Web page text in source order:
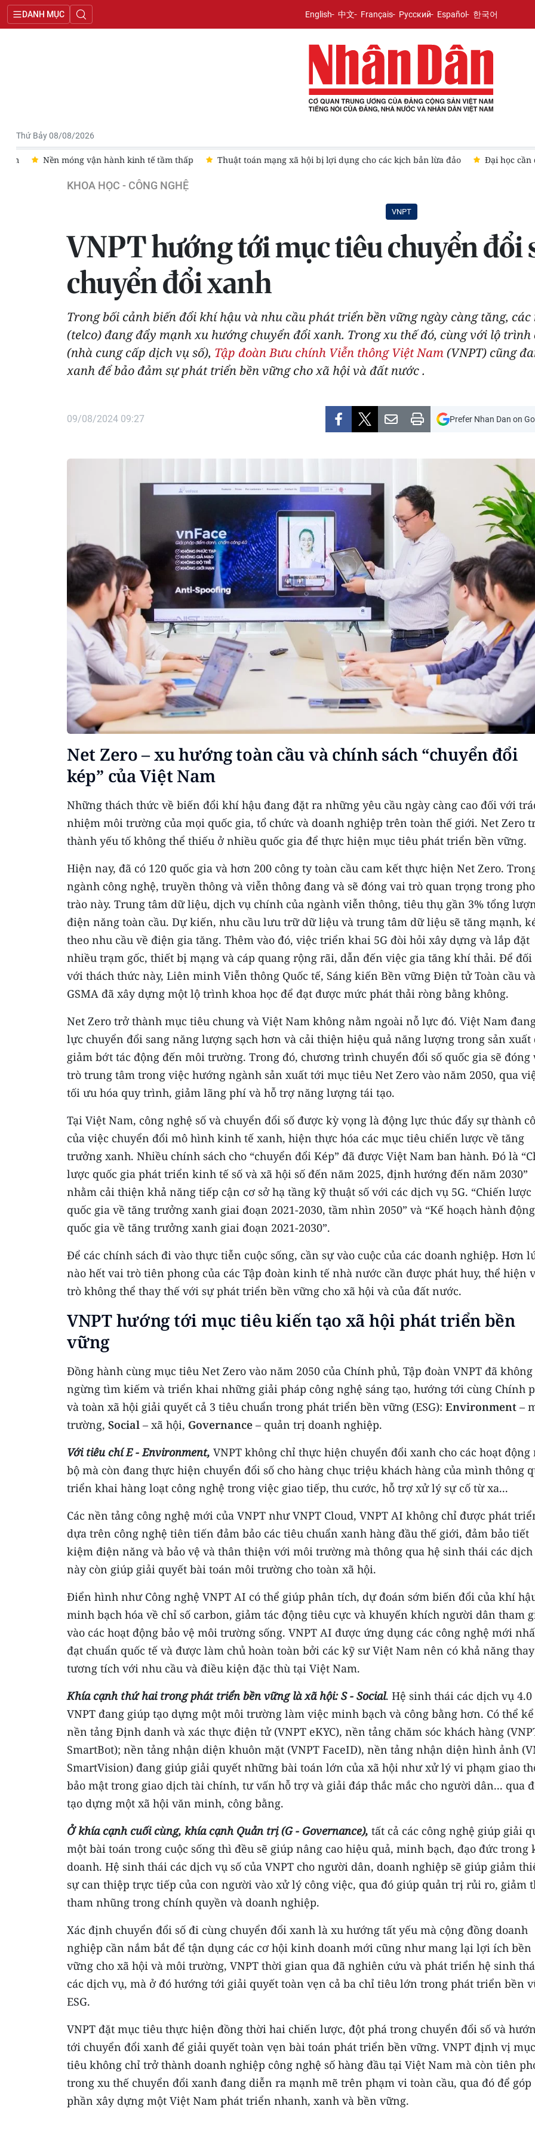
DANH MỤC English 中文 Français Русский Español 한국어
Thứ Bảy 08/08/2026
Nền móng vận hành kinh tế tầm thấp Thuật toán mạng xã hội bị lợi dụng cho các kịch bản lừa đảo Đại học cần
KHOA HỌC - CÔNG NGHỆ
VNPT
VNPT hướng tới mục tiêu chuyển đổi
chuyển đổi xanh
Trong bối cảnh biến đổi khí hậu và nhu cầu phát triển bền vững ngày càng tăng,
(telco) đang đẩy mạnh xu hướng chuyển đổi xanh. Trong xu thế đó, cùng với lộ
(nhà cung cấp dịch vụ số), Tập đoàn Bưu chính Viễn thông Việt Nam(VNPT) cũng
xanh để bảo đảm sự phát triển bền vững cho xã hội và đất nước .
09/08/2024 09:27 Prefer Nhan Dan on
Net Zero – xu hướng toàn cầu và chính sách “chuyển đổi
kép” của Việt Nam
Những thách thức về biến đổi khí hậu đang đặt ra những yêu cầu ngày càng cao đối với
nhiệm môi trường của mọi quốc gia, tổ chức và doanh nghiệp trên toàn thế giới. Net Zero
thành yếu tố không thể thiếu ở nhiều quốc gia để thực hiện mục tiêu phát triển bền vững.
Hiện nay, đã có 120 quốc gia và hơn 200 công ty toàn cầu cam kết thực hiện Net Zero.
ngành công nghệ, truyền thông và viễn thông đang và sẽ đóng vai trò quan trọng trong
trào này. Trung tâm dữ liệu, dịch vụ chính của ngành viễn thông, tiêu thụ gần 3% tổng
điện năng toàn cầu. Dự kiến, nhu cầu lưu trữ dữ liệu và trung tâm dữ liệu sẽ tăng mạnh,
theo nhu cầu về điện gia tăng. Thêm vào đó, việc triển khai 5G đòi hỏi xây dựng và lắp đặt
nhiều trạm gốc, thiết bị mạng và cáp quang rộng rãi, dẫn đến việc gia tăng khí thải. Để đối
với thách thức này, Liên minh Viễn thông Quốc tế, Sáng kiến Bền vững Điện tử Toàn cầu và
GSMA đã xây dựng một lộ trình khoa học để đạt được mức phát thải ròng bằng không.
Net Zero trở thành mục tiêu chung và Việt Nam không nằm ngoài nỗ lực đó. Việt Nam
lực chuyển đổi sang năng lượng sạch hơn và cải thiện hiệu quả năng lượng trong sản xuất
giảm bớt tác động đến môi trường. Trong đó, chương trình chuyển đổi số quốc gia sẽ đóng
trò trung tâm trong việc hướng ngành sản xuất tới mục tiêu Net Zero vào năm 2050, qua
tối ưu hóa quy trình, giảm lãng phí và hỗ trợ năng lượng tái tạo.
Tại Việt Nam, công nghệ số và chuyển đổi số được kỳ vọng là động lực thúc đẩy sự thành
của việc chuyển đổi mô hình kinh tế xanh, hiện thực hóa các mục tiêu chiến lược về tăng
trưởng xanh. Nhiều chính sách cho “chuyển đổi Kép” đã được Việt Nam ban hành. Đó là
lược quốc gia phát triển kinh tế số và xã hội số đến năm 2025, định hướng đến năm 2030”
nhằm cải thiện khả năng tiếp cận cơ sở hạ tầng kỹ thuật số với các dịch vụ 5G. “Chiến lược
quốc gia về tăng trưởng xanh giai đoạn 2021-2030, tầm nhìn 2050” và “Kế hoạch hành động
quốc gia về tăng trưởng xanh giai đoạn 2021-2030”.
Để các chính sách đi vào thực tiễn cuộc sống, cần sự vào cuộc của các doanh nghiệp. Hơn
nào hết vai trò tiên phong của các Tập đoàn kinh tế nhà nước cần được phát huy, thể hiện
trò không thể thay thế với sự phát triển bền vững cho xã hội và của đất nước.
VNPT hướng tới mục tiêu kiến tạo xã hội phát triển bền
vững
Đồng hành cùng mục tiêu Net Zero vào năm 2050 của Chính phủ, Tập đoàn VNPT đã không
ngừng tìm kiếm và triển khai những giải pháp công nghệ sáng tạo, hướng tới cùng Chính
và toàn xã hội giải quyết cả 3 tiêu chuẩn trong phát triển bền vững (ESG): Environment –
trường, Social – xã hội, Governance – quản trị doanh nghiệp.
Với tiêu chí E -Environment, VNPT không chỉ thực hiện chuyển đổi xanh cho các hoạt động
bộ mà còn đang thực hiện chuyển đổi số cho hàng chục triệu khách hàng của mình thông
triển khai hàng loạt công nghệ trong việc giao tiếp, thu cước, hỗ trợ xử lý sự cố từ xa...
Các nền tảng công nghệ mới của VNPT như VNPT Cloud, VNPT AI không chỉ được phát
dựa trên công nghệ tiên tiến đảm bảo các tiêu chuẩn xanh hàng đầu thế giới, đảm bảo tiết
kiệm điện năng và bảo vệ và thân thiện với môi trường mà thông qua hệ sinh thái các
này còn giúp giải quyết bài toán môi trường cho toàn xã hội.
Điển hình như Công nghệ VNPT AI có thể giúp phân tích, dự đoán sớm biến đổi của khí
minh bạch hóa về chỉ số carbon, giảm tác động tiêu cực và khuyến khích người dân tham
vào các hoạt động bảo vệ môi trường sống. VNPT AI được ứng dụng các công nghệ mới
đạt chuẩn quốc tế và được làm chủ hoàn toàn bởi các kỹ sư Việt Nam nên có khả năng
tương tích với nhu cầu và điều kiện đặc thù tại Việt Nam.
Khía cạnh thứ haitrong phát triển bền vững là xã hội: S - Social. Hệ sinh thái các dịch vụ 4.0
VNPT đang giúp tạo dựng một môi trường làm việc minh bạch và công bằng hơn. Có thể
nền tảng Định danh và xác thực điện tử (VNPT eKYC), nền tảng chăm sóc khách hàng
SmartBot); nền tảng nhận diện khuôn mặt (VNPT FaceID), nền tảng nhận diện hình ảnh
SmartVision) đang giúp giải quyết những bài toán lớn của xã hội như xử lý vi phạm giao
bảo mật trong giao dịch tài chính, tư vấn hỗ trợ và giải đáp thắc mắc cho người dân... qua
tạo dựng một xã hội văn minh, công bằng.
Ở khía cạnh cuối cùng, khía cạnh Quản trị (G - Governance), tất cả các công nghệ giúp giải
một bài toán trong cuộc sống thì đều sẽ giúp nâng cao hiệu quả, minh bạch, đạo đức trong
doanh. Hệ sinh thái các dịch vụ số của VNPT cho người dân, doanh nghiệp sẽ giúp giảm
sự can thiệp trực tiếp của con người vào xử lý công việc, qua đó giúp quản trị rủi ro, giảm
tham nhũng trong chính quyền và doanh nghiệp.
Xác định chuyển đổi số đi cùng chuyển đổi xanh là xu hướng tất yếu mà cộng đồng doanh
nghiệp cần nắm bắt để tận dụng các cơ hội kinh doanh mới cũng như mang lại lợi ích bền
vững cho xã hội và môi trường, VNPT thời gian qua đã nghiên cứu và phát triển hệ sinh
các dịch vụ, mà ở đó hướng tới giải quyết toàn vẹn cả ba chỉ tiêu lớn trong phát triển bền
ESG.
VNPT đặt mục tiêu thực hiện đồng thời hai chiến lược, đột phá trong chuyển đổi số và
tới chuyển đổi xanh để giải quyết toàn vẹn bài toán phát triển bền vững. VNPT định vị mục
tiêu không chỉ trở thành doanh nghiệp công nghệ số hàng đầu tại Việt Nam mà còn tiên
trong xu thế chuyển đổi xanh đang diễn ra mạnh mẽ trên phạm vi toàn cầu, qua đó để góp
phần xây dựng một Việt Nam phát triển nhanh, xanh và bền vững.